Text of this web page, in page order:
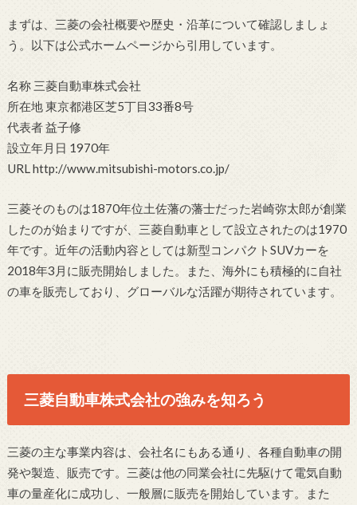
まずは、三菱の会社概要や歴史・沿革について確認しましょ
う。以下は公式ホームページから引用しています。
名称 三菱自動車株式会社
所在地 東京都港区芝5丁目33番8号
代表者 益子修
設立年月日 1970年
URL http://www.mitsubishi-motors.co.jp/
三菱そのものは1870年位土佐藩の藩士だった岩崎弥太郎が創業
したのが始まりですが、三菱自動車として設立されたのは1970
年です。近年の活動内容としては新型コンパクトSUVカーを
2018年3月に販売開始しました。また、海外にも積極的に自社
の車を販売しており、グローバルな活躍が期待されています。
三菱自動車株式会社の強みを知ろう
三菱の主な事業内容は、会社名にもある通り、各種自動車の開
発や製造、販売です。三菱は他の同業会社に先駆けて電気自動
車の量産化に成功し、一般層に販売を開始しています。また